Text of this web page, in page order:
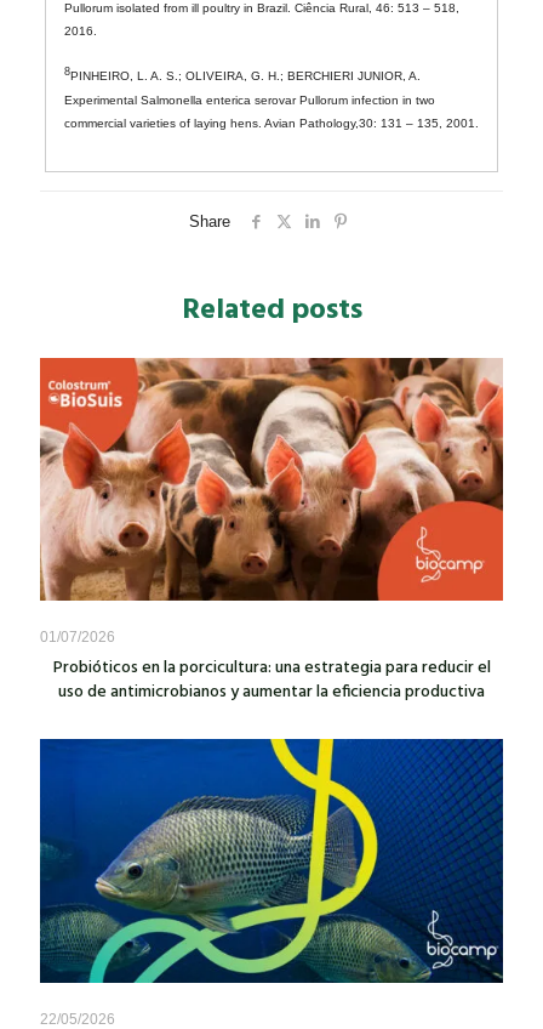
Pullorum isolated from ill poultry in Brazil. Ciência Rural, 46: 513 – 518,
2016.
8PINHEIRO, L. A. S.; OLIVEIRA, G. H.; BERCHIERI JUNIOR, A.
Experimental Salmonella enterica serovar Pullorum infection in two
commercial varieties of laying hens. Avian Pathology,30: 131 – 135, 2001.
Share
Related posts
01/07/2026
Probióticos en la porcicultura: una estrategia para reducir el
uso de antimicrobianos y aumentar la eficiencia productiva
22/05/2026